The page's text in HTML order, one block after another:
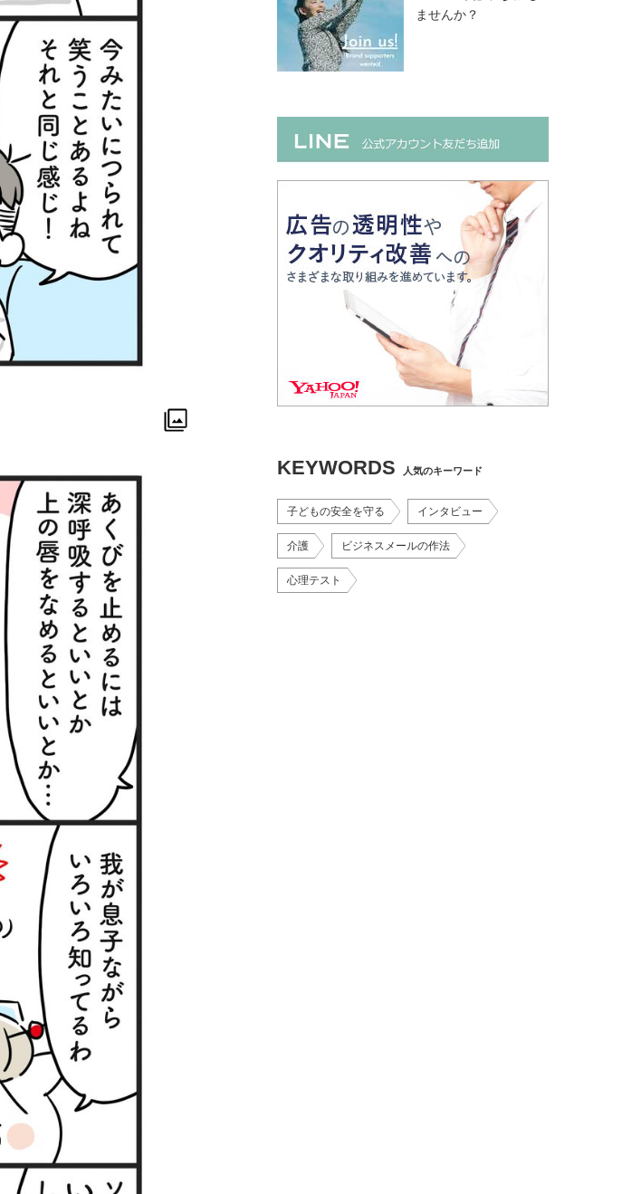
ませんか？
KEYWORDS 人気のキーワード
子どもの安全を守る インタビュー
介護 ビジネスメールの作法
心理テスト